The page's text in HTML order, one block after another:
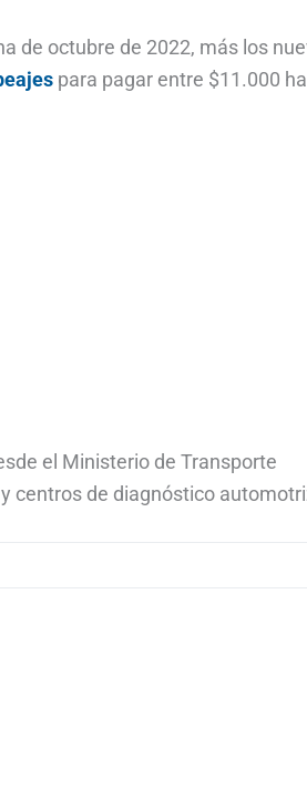
de octubre de 2022, más los
para pagar entre $11.000
el Ministerio de Transporte
y centros de diagnóstico